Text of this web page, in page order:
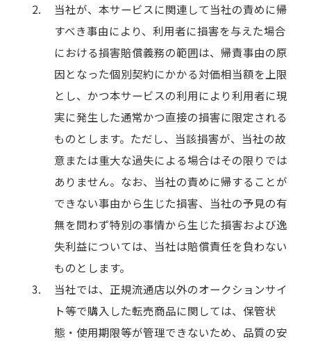
当社が、本サービスに関連して当社の責めに帰
すべき事由により、利用者に損害を与えた場合
における損害賠償義務の範囲は、帰責事由の原
因となった個別契約にかかる対価相当額を上限
とし、かつ本サービスの利用により利用者に現
実に発生した通常かつ直接の損害に限定される
ものとします。ただし、当該損害が、当社の故
意または重大な過失による場合はその限りでは
ありません。なお、当社の責めに帰することが
できない事由から生じた損害、当社の予見の有
無を問わず特別の事情から生じた損害および逸
失利益については、当社は賠償責任を負わない
ものとします。
当社では、正規流通店以外のオークションサイ
ト等で購入した転売商品に関しては、保管状
態・使用期限等が管理できないため、品質の安